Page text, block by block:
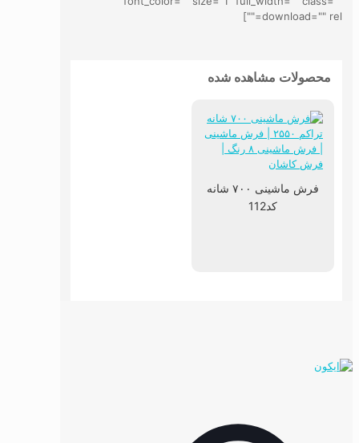
download="" rel=""]
محصولات مشاهده شده
فرش ماشینی ۷۰۰ شانه
کد112